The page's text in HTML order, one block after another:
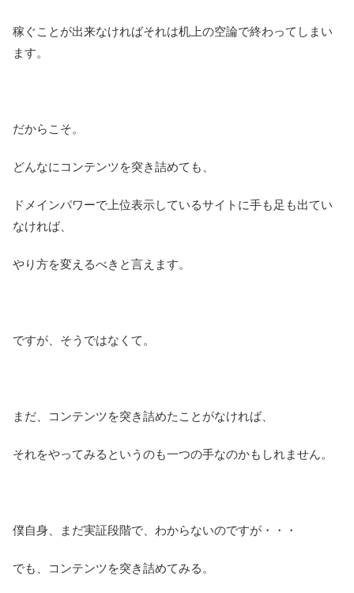
稼ぐことが出来なければそれは机上の空論で終わってしまい
ます。
だからこそ。
どんなにコンテンツを突き詰めても、
ドメインパワーで上位表示しているサイトに手も足も出てい
なければ、
やり方を変えるべきと言えます。
ですが、そうではなくて。
まだ、コンテンツを突き詰めたことがなければ、
それをやってみるというのも一つの手なのかもしれません。
僕自身、まだ実証段階で、わからないのですが・・・
でも、コンテンツを突き詰めてみる。